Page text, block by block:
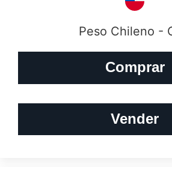
Peso Chileno -
Comprar
Vender